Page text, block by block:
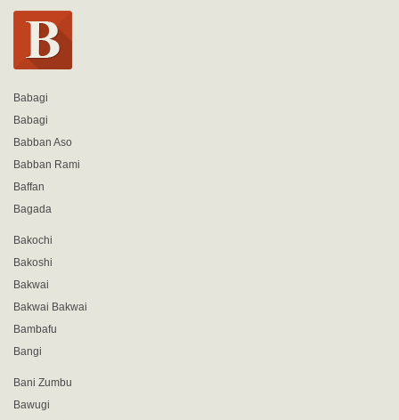
Babagi
Babagi
Babban Aso
Babban Rami
Baffan
Bagada
Bakochi
Bakoshi
Bakwai
Bakwai Bakwai
Bambafu
Bangi
Bani Zumbu
Bawugi